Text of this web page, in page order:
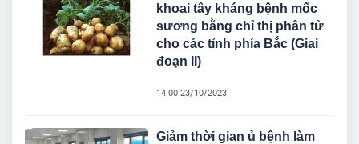
khoai tây kháng bệnh mốc
sương bằng chỉ thị phân tử
cho các tỉnh phía Bắc (Giai
đoạn II)
14:00 23/10/2023
Giảm thời gian ủ bệnh làm